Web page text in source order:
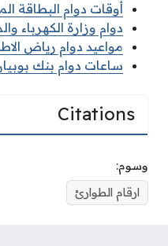
أوقات دوام البطاقة
دوام وزارة الكهرباء
مواعيد دوام رياض الاطفال
ساعات دوام بنك بوبيان
Citations
وسوم:
ارقام الطوارئ